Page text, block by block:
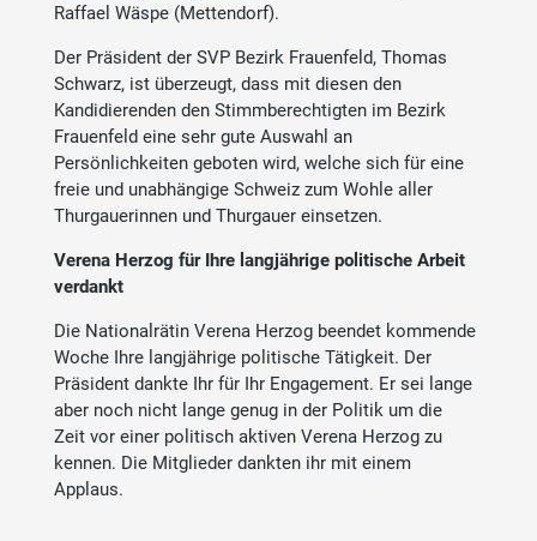
Raffael Wäspe (Mettendorf).
Der Präsident der SVP Bezirk Frauenfeld, Thomas
Schwarz, ist überzeugt, dass mit diesen den
Kandidierenden den Stimmberechtigten im Bezirk
Frauenfeld eine sehr gute Auswahl an
Persönlichkeiten geboten wird, welche sich für eine
freie und unabhängige Schweiz zum Wohle aller
Thurgauerinnen und Thurgauer einsetzen.
Verena Herzog für Ihre langjährige politische Arbeit
verdankt
Die Nationalrätin Verena Herzog beendet kommende
Woche Ihre langjährige politische Tätigkeit. Der
Präsident dankte Ihr für Ihr Engagement. Er sei lange
aber noch nicht lange genug in der Politik um die
Zeit vor einer politisch aktiven Verena Herzog zu
kennen. Die Mitglieder dankten ihr mit einem
Applaus.